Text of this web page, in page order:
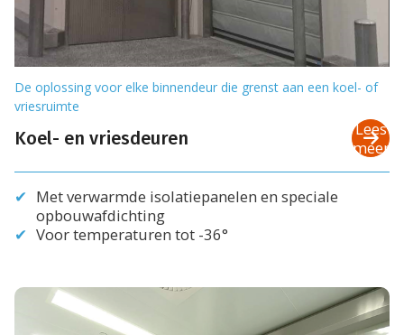
Koel- en vriesdeuren
De oplossing voor elke binnendeur die grenst aan een koel- of
vriesruimte
Met verwarmde isolatiepanelen en speciale
opbouwafdichting
Voor temperaturen tot -36°
Lees
meer